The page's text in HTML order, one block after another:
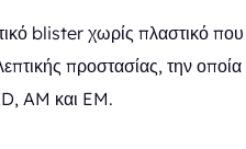
blister χωρίς πλαστικό που
προστασίας, την
AM και EM.